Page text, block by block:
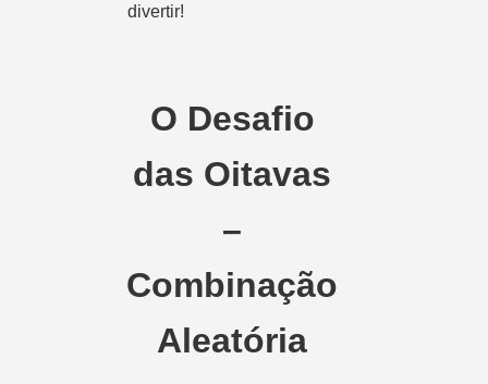
divertir!
O Desafio
das Oitavas
–
Combinação
Aleatória